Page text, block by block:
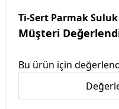
Ti-Sert Parmak
Müşteri
Bu ürün için